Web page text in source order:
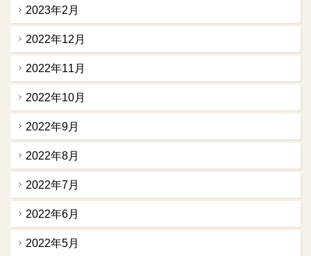
2023年2月
2022年12月
2022年11月
2022年10月
2022年9月
2022年8月
2022年7月
2022年6月
2022年5月